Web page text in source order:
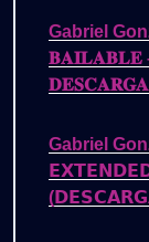
Gabriel
𝐁𝐀𝐈𝐋𝐀𝐁𝐋𝐄
𝐃𝐄𝐒𝐂𝐀𝐑𝐆𝐀
Gabriel